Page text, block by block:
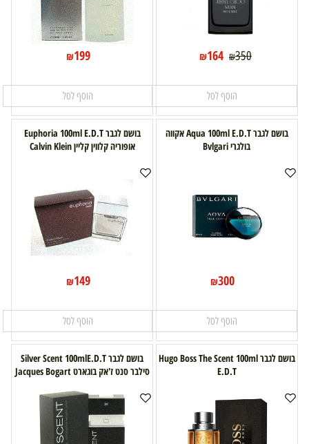
₪350
₪164
הוסף לסל
₪199
הוסף לסל
בושם לגבר Aqua 100ml E.D.T אקווה
בולגרי Bvlgari
₪300
הוסף לסל
בושם לגבר Euphoria 100ml E.D.T
אופוריה קלווין קליין Calvin Klein
₪149
הוסף לסל
בושם לגבר Hugo Boss The Scent 100ml
E.D.T
בושם לגבר Silver Scent 100mlE.D.T
סילבר סנט ז'אק בוגארט Jacques Bogart